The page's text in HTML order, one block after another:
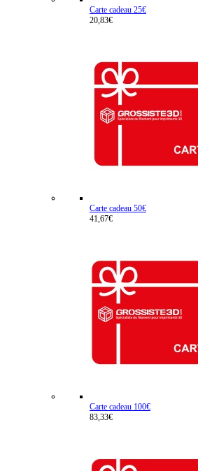
Carte cadeau 25€
20,83€
Carte cadeau 50€
41,67€
Carte cadeau 100€
83,33€